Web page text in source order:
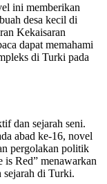
ini memberikan
desa kecil di
Kekaisaran
dapat memahami
di Turki pada
dan sejarah seni.
abad ke-16, novel
pergolakan politik
is Red” menawarkan
sejarah di Turki.